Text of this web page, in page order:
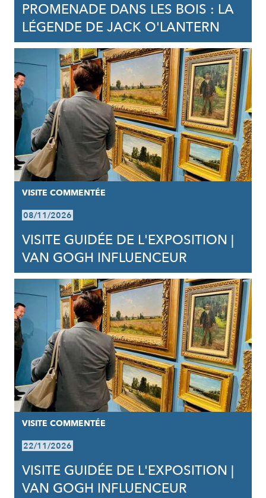
PROMENADE DANS LES BOIS : LA
LÉGENDE DE JACK O'LANTERN
VISITE COMMENTÉE
08/11/2026
VISITE GUIDÉE DE L'EXPOSITION |
VAN GOGH INFLUENCEUR
VISITE COMMENTÉE
22/11/2026
VISITE GUIDÉE DE L'EXPOSITION |
VAN GOGH INFLUENCEUR